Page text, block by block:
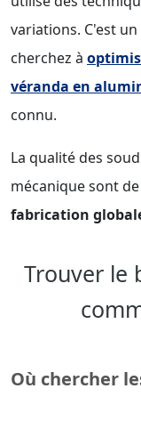
variations. C'est
cherchez à
véranda en
connu.
La qualité des
mécanique sont de
fabrication
Trouver le
Où chercher